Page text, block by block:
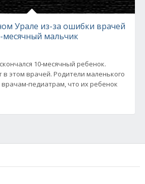
Урале из-за ошибки врачей
месячный мальчик
10-месячный ребенок.
этом врачей. Родители маленького
педиатрам, что их ребенок